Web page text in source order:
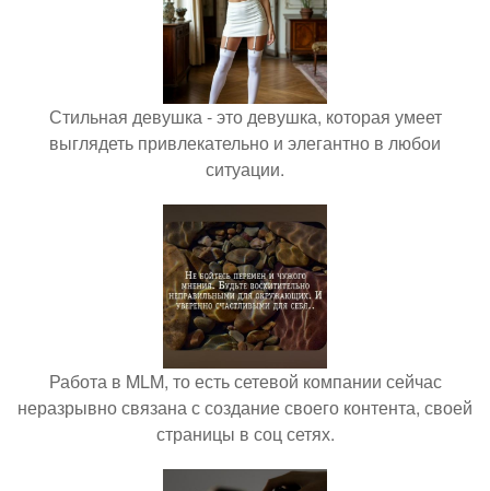
Стильная девушка - это девушка, которая умеет
выглядеть привлекательно и элегантно в любои
ситуации.
Работа в MLM, то есть сетевой компании сейчас
неразрывно связана с создание своего контента, своей
страницы в соц сетях.